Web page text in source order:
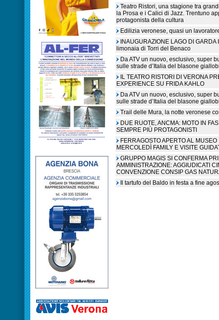
Teatro Ristori, una stagione tra
la Prosa e i Calici di Jazz. Trentuno
protagonista della cultura
Edilizia veronese, quasi un
INAUGURAZIONE LAGO DI
limonaia di Torri del Benaco
Da ATV un nuovo, esclusivo, super
sulle strade d’Italia del blasone
IL TEATRO RISTORI DI VERONA
EXPERIENCE SU FRIDA KAHLO
Da ATV un nuovo, esclusivo, super
sulle strade d’Italia del blasone
Trail delle Mura, la notte veronese
DUE RUOTE, ANCMA: MOTO IN
SEMPRE PIÙ PROTAGONISTI
FERRAGOSTO APERTO AL
MERCOLEDÌ FAMILY E VISITE
GRUPPO MAGIS SI CONFERMA
AMMINISTRAZIONE: AGGIUDICATI
CONVENZIONE CONSIP GAS
Il tartufo del Baldo in festa a fine